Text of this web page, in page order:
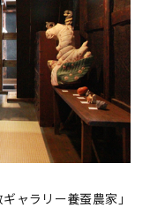
ャラリー養蚕農家」